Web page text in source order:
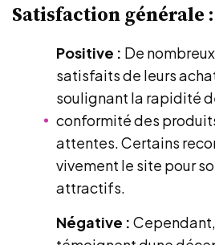
Satisfaction générale :
Positive : De
satisfaits de leurs
soulignant la rapidité
conformité des
attentes. Certains
vivement le site pour
attractifs.
Négative :